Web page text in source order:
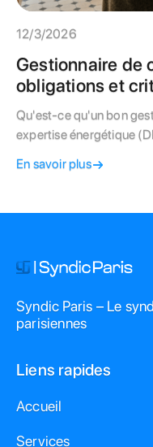
12/3/2026
Gestionnaire de
obligations et
Qu'est-ce qu'un bon
expertise énergétique
évaluer votre
En savoir plus
Syndic Paris – Le
parisiennes
Liens rapides
Accueil
Services